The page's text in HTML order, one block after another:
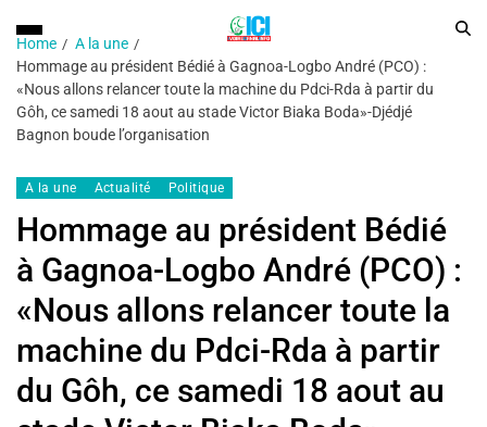
Home
A la une
Hommage au président Bédié à Gagnoa-Logbo André (PCO) :
«Nous allons relancer toute la machine du Pdci-Rda à partir du
Gôh, ce samedi 18 aout au stade Victor Biaka Boda»-Djédjé
Bagnon boude l’organisation
A la une Actualité Politique
Hommage au président Bédié
à Gagnoa-Logbo André (PCO) :
«Nous allons relancer toute la
machine du Pdci-Rda à partir
du Gôh, ce samedi 18 aout au